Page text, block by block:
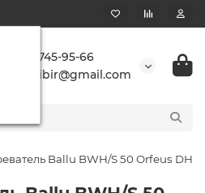
+7 923 745-95-66
buransibir@gmail.com
Ballu BWH/S 50 Orfeus DH